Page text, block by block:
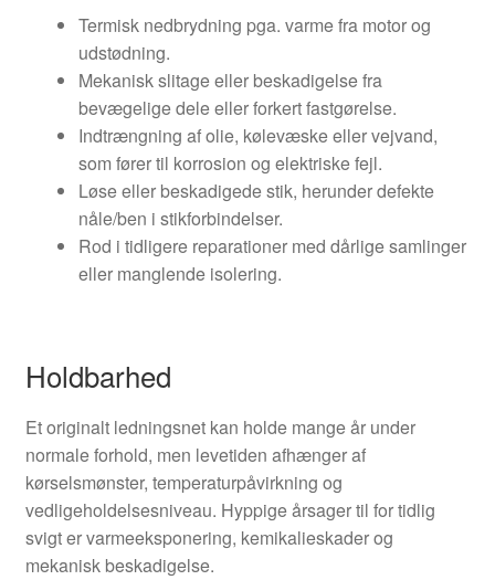
Termisk nedbrydning pga. varme fra motor og
udstødning.
Mekanisk slitage eller beskadigelse fra
bevægelige dele eller forkert fastgørelse.
Indtrængning af olie, kølevæske eller vejvand,
som fører til korrosion og elektriske fejl.
Løse eller beskadigede stik, herunder defekte
nåle/ben i stikforbindelser.
Rod i tidligere reparationer med dårlige samlinger
eller manglende isolering.
Holdbarhed
Et originalt ledningsnet kan holde mange år under
normale forhold, men levetiden afhænger af
kørselsmønster, temperaturpåvirkning og
vedligeholdelsesniveau. Hyppige årsager til for tidlig
svigt er varmeeksponering, kemikalieskader og
mekanisk beskadigelse.